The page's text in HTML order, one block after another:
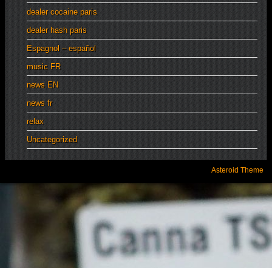
dealer cocaine paris
dealer hash paris
Espagnol – español
music FR
news EN
news fr
relax
Uncategorized
Asteroid Theme